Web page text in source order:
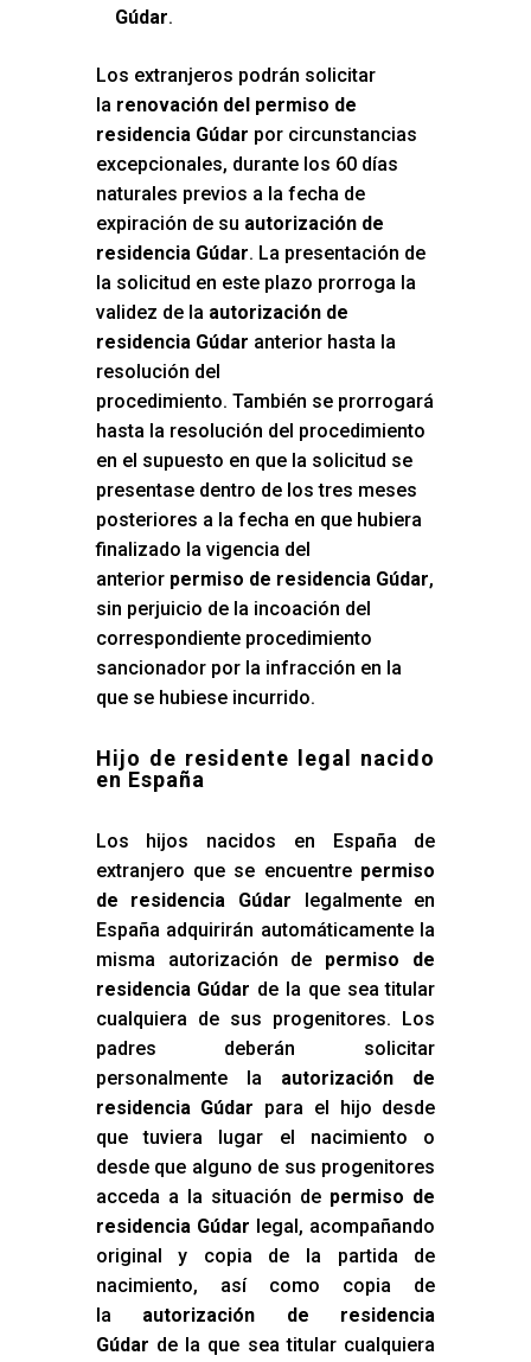
Gúdar.
Los extranjeros podrán solicitar
la renovación del permiso de
residencia Gúdar por circunstancias
excepcionales, durante los 60 días
naturales previos a la fecha de
expiración de su autorización de
residencia Gúdar. La presentación de
la solicitud en este plazo prorroga la
validez de la autorización de
residencia Gúdar anterior hasta la
resolución del
procedimiento. También se prorrogará
hasta la resolución del procedimiento
en el supuesto en que la solicitud se
presentase dentro de los tres meses
posteriores a la fecha en que hubiera
finalizado la vigencia del
anterior permiso de residencia Gúdar,
sin perjuicio de la incoación del
correspondiente procedimiento
sancionador por la infracción en la
que se hubiese incurrido.
Hijo de residente legal nacido
en España
Los hijos nacidos en España de
extranjero que se encuentre permiso
de residencia Gúdar legalmente en
España adquirirán automáticamente la
misma autorización de permiso de
residencia Gúdar de la que sea titular
cualquiera de sus progenitores. Los
padres deberán solicitar
personalmente la autorización de
residencia Gúdar para el hijo desde
que tuviera lugar el nacimiento o
desde que alguno de sus progenitores
acceda a la situación de permiso de
residencia Gúdar legal, acompañando
original y copia de la partida de
nacimiento, así como copia de
la autorización de residencia
Gúdar de la que sea titular cualquiera